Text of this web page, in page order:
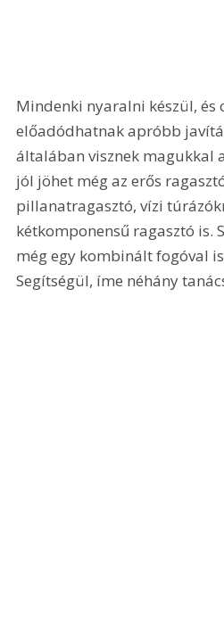
Mindenki nyaralni készül, és
előadódhatnak apróbb
általában visznek magukkal
jól jöhet még az erős
pillanatragasztó, vízi
kétkomponensű ragasztó is.
még egy kombinált fogóval
Segítségül, íme néhány